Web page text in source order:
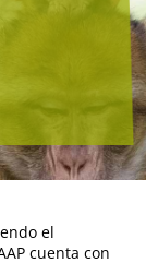
el
cuenta con